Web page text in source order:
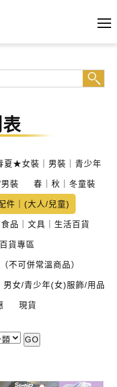
夏★女裝｜男裝｜青少年
裝 春｜秋｜冬童裝
件｜(大人/兒童)
食品｜文具｜生活百貨
貨專區
不可併常溫商品）
男女/青少年(女)服飾/用品
現貨
GO